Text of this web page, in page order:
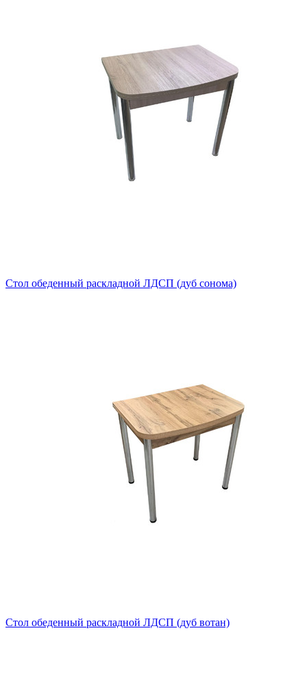
Стол обеденный раскладной ЛДСП (дуб сонома)
Стол обеденный раскладной ЛДСП (дуб вотан)